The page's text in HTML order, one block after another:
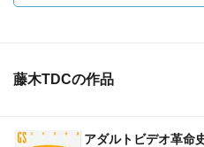
藤木TDCの作品
アダルトビデオ革命